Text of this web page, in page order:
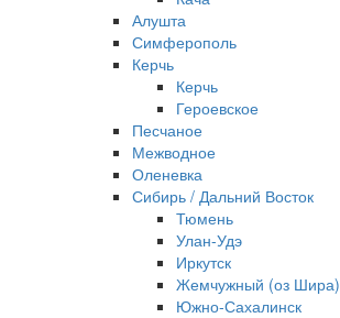
Алушта
Симферополь
Керчь
Керчь
Героевское
Песчаное
Межводное
Оленевка
Сибирь / Дальний Восток
Тюмень
Улан-Удэ
Иркутск
Жемчужный (оз Шира)
Южно‐Сахалинск